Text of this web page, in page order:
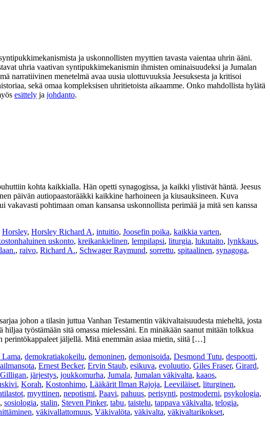
ja uskonnollisten myyttien tavasta vaientaa uhrin ääni.
uhria vaativan syntipukkimekanismin ihmisten ominaisuudeksi ja Jumalan
narratiivinen menetelmä avaa uusia ulottuvuuksia Jeesuksesta ja kritisoi
sekä omaa kompleksisen uhritietoista aikaamme. Onko mahdollista hylätä
esittely ja johdanto.
kohta kaikkialla. Hän opetti synagogissa, ja kaikki ylistivät häntä. Jeesus
päivän autiopaastorääkki kaikkine harhoineen ja kiusauksineen. Kuva
pohtimaan oman kansansa uskonnollista perimää ja mitä sen kanssa
Horsley, Horsley Richard A, intuitio, Joosefin poika, kaikkia varten,
uskonto, kreikankielinen, lempilapsi, liturgia, lukutaito, lynkkaus,
, raivo, Richard A., Schwager Raymund, sorrettu, spitaalinen, synagoga,
johon a tilasin juttua Vanhan Testamentin väkivaltaisuudesta mieheltä, josta
työstämään sitä omassa mielessäni. En minäkään saanut mitään tolkkua
perintökappaleet jäljellä. Mitä enemmän asiaa mietin, siitä […]
, demokratiakokeilu, demoninen, demonisoida, Desmond Tutu, despootti,
, Ernest Becker, Ervin Staub, esikuva, evoluutio, Giles Fraser, Girard,
, järjestys, joukkomurha, Jumala, Jumalan väkivalta, kaaos,
, Korah, Kostonhimo, Lääkärit Ilman Rajoja, Leeviläiset, liturginen,
, myyttinen, nepotismi, Paavi, pahuus, perisynti, postmoderni, psykologia,
, sosiologia, stalin, Steven Pinker, tabu, taistelu, tappava väkivalta, telogia,
, väkivallattomuus, Väkivalöta, väkivalta, väkivaltarikokset,